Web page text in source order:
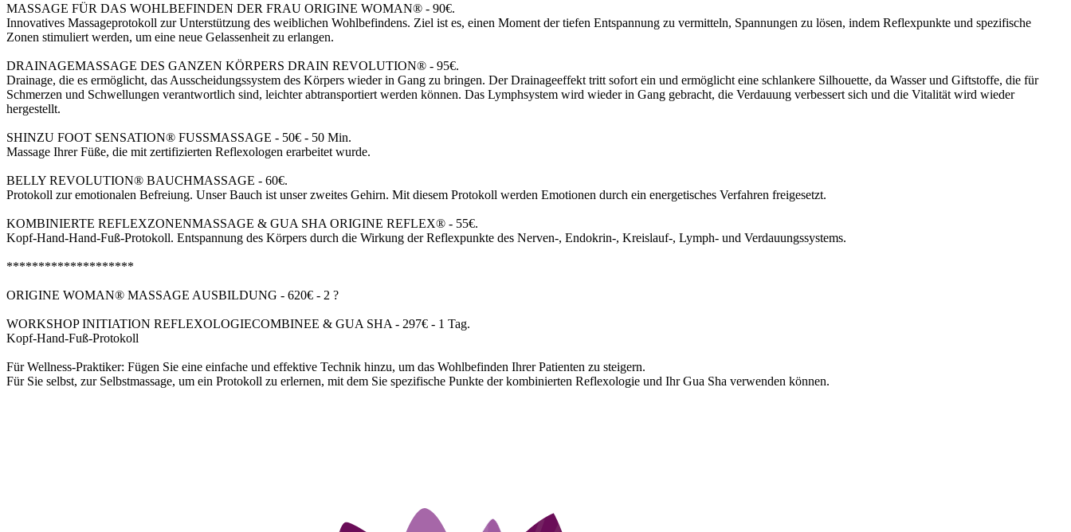
MASSAGE FÜR DAS WOHLBEFINDEN DER FRAU ORIGINE WOMAN® - 90€.
Innovatives Massageprotokoll zur Unterstützung des weiblichen Wohlbefindens. Ziel ist es, einen Moment der tiefen Entspannung zu vermitteln, Spannungen zu lösen, indem Reflexpunkte und spezifische
Zonen stimuliert werden, um eine neue Gelassenheit zu erlangen.
DRAINAGEMASSAGE DES GANZEN KÖRPERS DRAIN REVOLUTION® - 95€.
Drainage, die es ermöglicht, das Ausscheidungssystem des Körpers wieder in Gang zu bringen. Der Drainageeffekt tritt sofort ein und ermöglicht eine schlankere Silhouette, da Wasser und Giftstoffe, die für
Schmerzen und Schwellungen verantwortlich sind, leichter abtransportiert werden können. Das Lymphsystem wird wieder in Gang gebracht, die Verdauung verbessert sich und die Vitalität wird wieder
hergestellt.
SHINZU FOOT SENSATION® FUSSMASSAGE - 50€ - 50 Min.
Massage Ihrer Füße, die mit zertifizierten Reflexologen erarbeitet wurde.
BELLY REVOLUTION® BAUCHMASSAGE - 60€.
Protokoll zur emotionalen Befreiung. Unser Bauch ist unser zweites Gehirn. Mit diesem Protokoll werden Emotionen durch ein energetisches Verfahren freigesetzt.
KOMBINIERTE REFLEXZONENMASSAGE & GUA SHA ORIGINE REFLEX® - 55€.
Kopf-Hand-Hand-Fuß-Protokoll. Entspannung des Körpers durch die Wirkung der Reflexpunkte des Nerven-, Endokrin-, Kreislauf-, Lymph- und Verdauungssystems.
********************
ORIGINE WOMAN® MASSAGE AUSBILDUNG - 620€ - 2 ?
WORKSHOP INITIATION REFLEXOLOGIECOMBINEE & GUA SHA - 297€ - 1 Tag.
Kopf-Hand-Fuß-Protokoll
Für Wellness-Praktiker: Fügen Sie eine einfache und effektive Technik hinzu, um das Wohlbefinden Ihrer Patienten zu steigern.
Für Sie selbst, zur Selbstmassage, um ein Protokoll zu erlernen, mit dem Sie spezifische Punkte der kombinierten Reflexologie und Ihr Gua Sha verwenden können.